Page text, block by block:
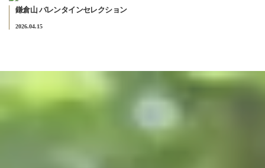
鎌倉山 バレンタインセレクション
2026.04.15